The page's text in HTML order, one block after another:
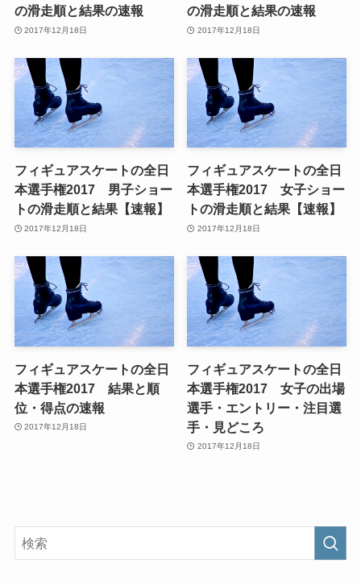
の滑走順と結果の速報
2017年12月18日
の滑走順と結果の速報
2017年12月18日
フィギュアスケートの全日
本選手権2017 男子ショー
トの滑走順と結果【速報】
2017年12月18日
フィギュアスケートの全日
本選手権2017 女子ショー
トの滑走順と結果【速報】
2017年12月18日
フィギュアスケートの全日
本選手権2017 結果と順
位・得点の速報
2017年12月18日
フィギュアスケートの全日
本選手権2017 女子の出場
選手・エントリー・注目選
手・見どころ
2017年12月18日